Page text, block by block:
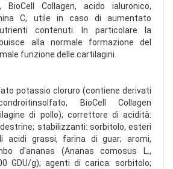
BioCell Collagen, acido ialuronico,
C, utile in caso di aumentato
contenuti. In particolare la
alla normale formazione del
funzione delle cartilagini.
potassio cloruro (contiene derivati
BioCell Collagen
di pollo); correttore di acidità:
stabilizzanti: sorbitolo, esteri
acidi grassi, farina di guar; aromi,
d'ananas (Ananas comosus L.,
GDU/g); agenti di carica: sorbitolo;